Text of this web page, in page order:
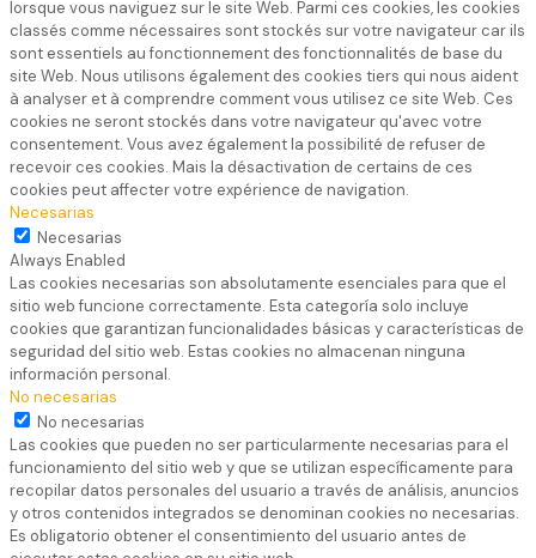
lorsque vous naviguez sur le site Web. Parmi ces cookies, les cookies
classés comme nécessaires sont stockés sur votre navigateur car ils
sont essentiels au fonctionnement des fonctionnalités de base du
site Web. Nous utilisons également des cookies tiers qui nous aident
à analyser et à comprendre comment vous utilisez ce site Web. Ces
cookies ne seront stockés dans votre navigateur qu'avec votre
consentement. Vous avez également la possibilité de refuser de
recevoir ces cookies. Mais la désactivation de certains de ces
cookies peut affecter votre expérience de navigation.
Necesarias
Necesarias
Always Enabled
Las cookies necesarias son absolutamente esenciales para que el
sitio web funcione correctamente. Esta categoría solo incluye
cookies que garantizan funcionalidades básicas y características de
seguridad del sitio web. Estas cookies no almacenan ninguna
información personal.
No necesarias
No necesarias
Las cookies que pueden no ser particularmente necesarias para el
funcionamiento del sitio web y que se utilizan específicamente para
recopilar datos personales del usuario a través de análisis, anuncios
y otros contenidos integrados se denominan cookies no necesarias.
Es obligatorio obtener el consentimiento del usuario antes de